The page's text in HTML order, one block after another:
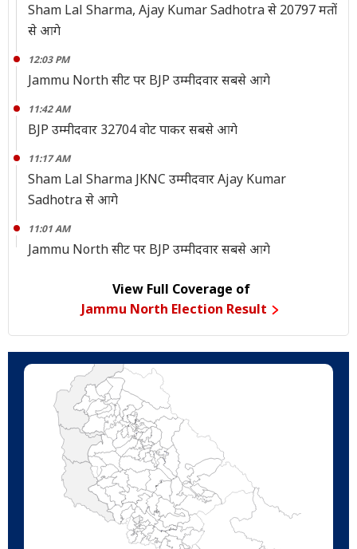
Sham Lal Sharma, Ajay Kumar Sadhotra से 20797 मतों
से आगे
12:03 PM
Jammu North सीट पर BJP उम्मीदवार सबसे आगे
11:42 AM
BJP उम्मीदवार 32704 वोट पाकर सबसे आगे
11:17 AM
Sham Lal Sharma JKNC उम्मीदवार Ajay Kumar
Sadhotra से आगे
11:01 AM
Jammu North सीट पर BJP उम्मीदवार सबसे आगे
View Full Coverage of
Jammu North Election Result